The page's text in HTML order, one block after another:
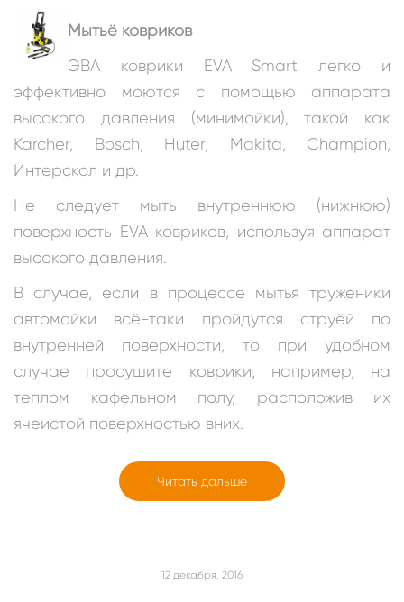
Мытьё ковриков
ЭВА коврики EVA Smart легко и
эффективно моются с помощью аппарата
высокого давления (минимойки), такой как
Karcher, Bosch, Huter, Makita, Champion,
Интерскол и др.
Не следует мыть внутреннюю (нижнюю)
поверхность EVA ковриков, используя аппарат
высокого давления.
В случае, если в процессе мытья труженики
автомойки всё-таки пройдутся струёй по
внутренней поверхности, то при удобном
случае просушите коврики, например, на
теплом кафельном полу, расположив их
ячеистой поверхностью вних.
Читать дальше
12 декабря, 2016